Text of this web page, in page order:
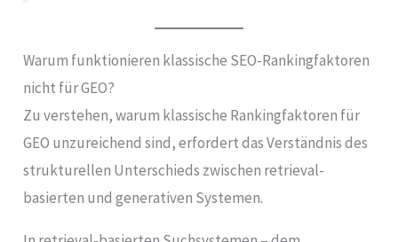
Warum funktionieren klassische SEO-Rankingfaktoren
nicht für GEO?
Zu verstehen, warum klassische Rankingfaktoren für
GEO unzureichend sind, erfordert das Verständnis des
strukturellen Unterschieds zwischen retrieval-
basierten und generativen Systemen.